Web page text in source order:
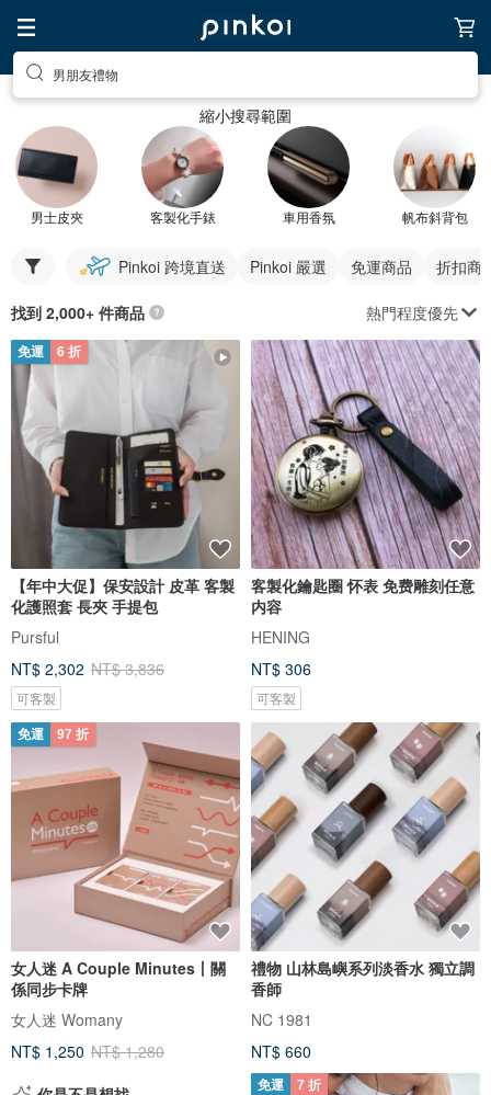
男朋友禮物
縮小搜尋範圍
男士皮夾 客製化手錶 車用香氛 帆布斜背包
Pinkoi 跨境直送 Pinkoi 嚴選 免運商品 折扣商
找到 2,000+ 件商品 熱門程度優先
免運 6 折
【年中大促】保安設計 皮革 客製
化護照套 長夾 手提包
Pursful
NT$ 2,302 NT$ 3,836
可客製
客製化鑰匙圈 怀表 免费雕刻任意
内容
HENING
NT$ 306
可客製
免運 97 折
女人迷 A Couple Minutes丨關
係同步卡牌
女人迷 Womany
NT$ 1,250 NT$ 1,280
禮物 山林島嶼系列淡香水 獨立調
香師
NC 1981
NT$ 660
免運 7 折